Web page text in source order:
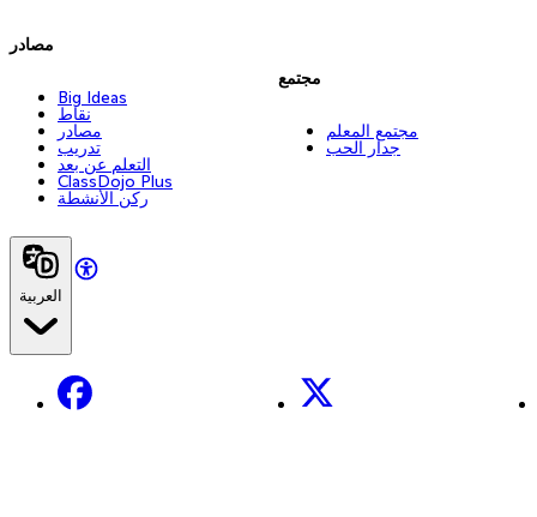
مصادر
Big Ideas
نقاط
مصادر
تدريب
التعلم عن بعد
ClassDojo Plus
ركن الأنشطة
مجتمع
مجتمع المعلم
جدار الحب
العربية
Facebook X